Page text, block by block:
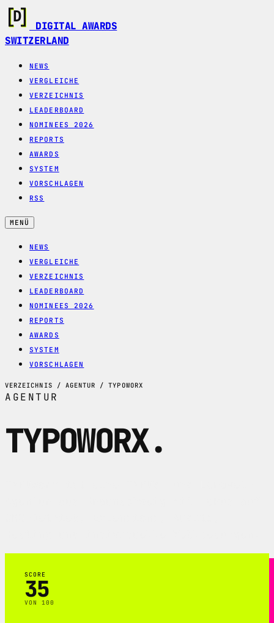
DIGITAL AWARDS
SWITZERLAND
NEWS
VERGLEICHE
VERZEICHNIS
LEADERBOARD
NOMINEES 2026
REPORTS
AWARDS
SYSTEM
VORSCHLAGEN
RSS
MENÜ
NEWS
VERGLEICHE
VERZEICHNIS
LEADERBOARD
NOMINEES 2026
REPORTS
AWARDS
SYSTEM
VORSCHLAGEN
VERZEICHNIS / AGENTUR / TYPOWORX
AGENTUR
TYPOWORX.
SCORE
35
VON 100